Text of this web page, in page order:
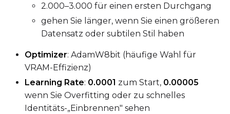
2.000–3.000 für einen ersten Durchgang
gehen Sie länger, wenn Sie einen größeren
Datensatz oder subtilen Stil haben
Optimizer: AdamW8bit (häufige Wahl für
VRAM-Effizienz)
Learning Rate: 0.0001 zum Start, 0.00005
wenn Sie Overfitting oder zu schnelles
Identitäts-„Einbrennen" sehen